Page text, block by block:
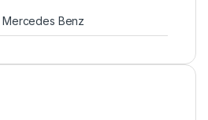
Mercedes Benz